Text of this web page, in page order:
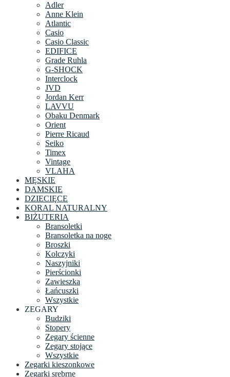
Adler
Anne Klein
Atlantic
Casio
Casio Classic
EDIFICE
Grade Ruhla
G-SHOCK
Interclock
JVD
Jordan Kerr
LAVVU
Obaku Denmark
Orient
Pierre Ricaud
Seiko
Timex
Vintage
VLAHA
MĘSKIE
DAMSKIE
DZIECIĘCE
KORAL NATURALNY
BIŻUTERIA
Bransoletki
Bransoletka na noge
Broszki
Kolczyki
Naszyjniki
Pierścionki
Zawieszka
Łańcuszki
Wszystkie
ZEGARY
Budziki
Stopery
Zegary ścienne
Zegary stojące
Wszystkie
Zegarki kieszonkowe
Zegarki srebrne